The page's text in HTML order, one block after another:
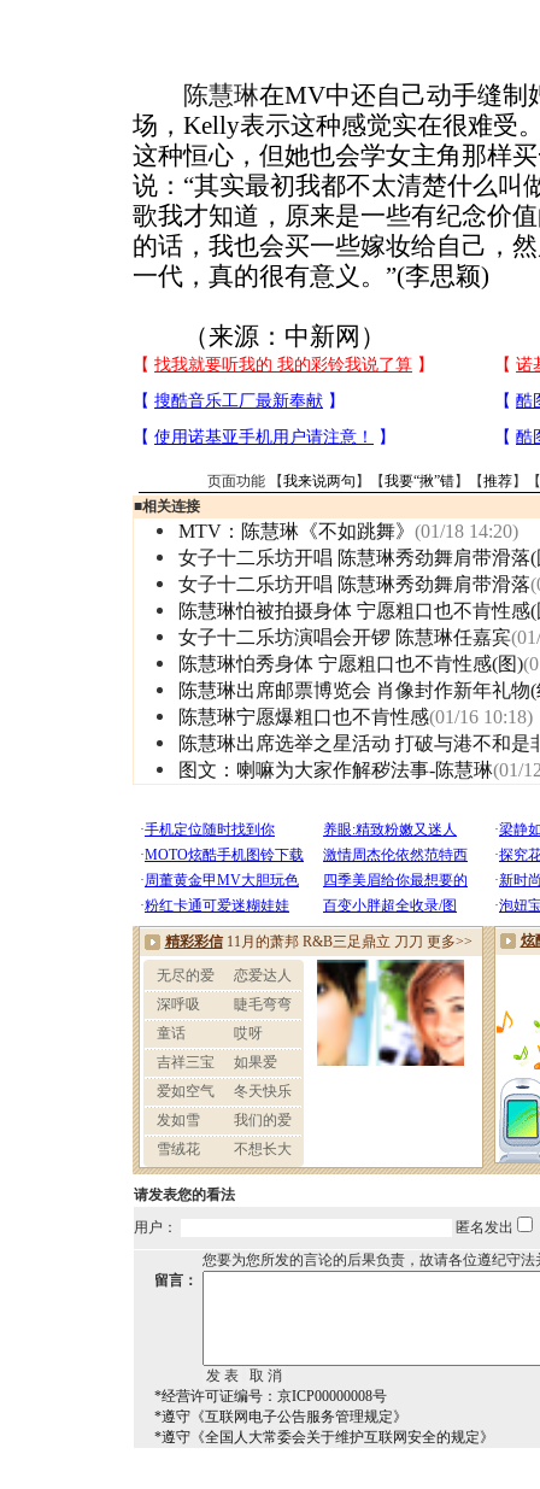
陈慧琳在MV中还自己动手缝制
场，Kelly表示这种感觉实在很难受
这种恒心，但她也会学女主角那样
说：“其实最初我都不太清楚什么叫
歌我才知道，原来是一些有纪念价
的话，我也会买一些嫁妆给自己，
一代，真的很有意义。”(李思颖)
（来源：中新网）
页面功能 【我来说两句 】【我要“揪”错】【推荐】
■相关连接
MTV：陈慧琳《不如跳舞》 (01/18 14:20)
女子十二乐坊开唱 陈慧琳秀劲舞肩带滑落
女子十二乐坊开唱 陈慧琳秀劲舞肩带滑落
陈慧琳怕被拍摄身体 宁愿粗口也不肯性感
女子十二乐坊演唱会开锣 陈慧琳任嘉宾
陈慧琳怕秀身体 宁愿粗口也不肯性感(图)
陈慧琳出席邮票博览会 肖像封作新年礼物
陈慧琳宁愿爆粗口也不肯性感(01/16 10:18)
陈慧琳出席选举之星活动 打破与港不和是
图文：喇嘛为大家作解秽法事-陈慧琳(01/
请发表您的看法
用户：
匿名发出
您要为您所发的言论的后果负责，故请各位遵纪守
留言：
*经营许可证编号：京ICP00000008号
*遵守《互联网电子公告服务管理规定》
*遵守《全国人大常委会关于维护互联网安全的规定》